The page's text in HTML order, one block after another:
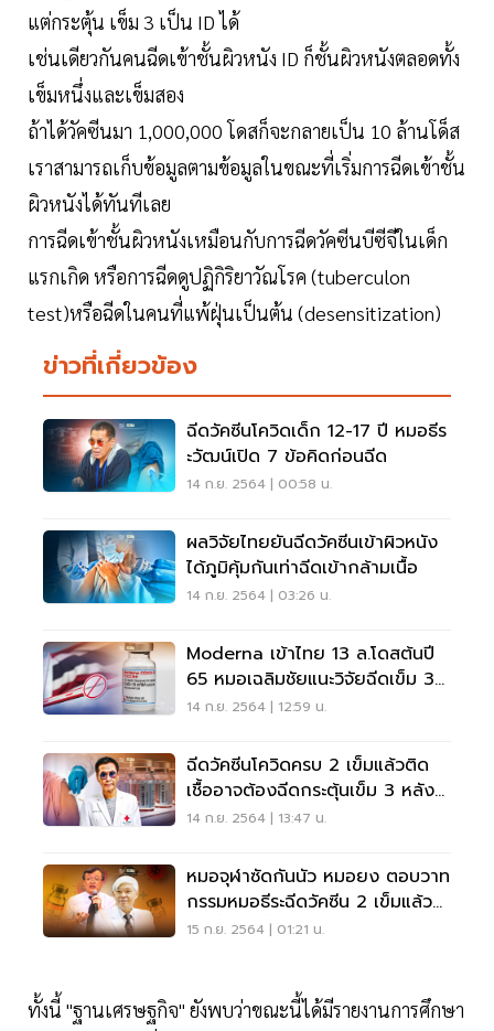
แต่กระตุ้น เข็ม 3 เป็น ID ได้
เช่นเดียวกันคนฉีดเข้าชั้นผิวหนัง ID ก็ชั้นผิวหนังตลอดทั้ง
เข็มหนึ่งและเข็มสอง
ถ้าได้วัคซีนมา 1,000,000 โดสก็จะกลายเป็น 10 ล้านโด็ส
เราสามารถเก็บข้อมูลตามข้อมูลในขณะที่เริ่มการฉีดเข้าชั้น
ผิวหนังได้ทันทีเลย
การฉีดเข้าชั้นผิวหนังเหมือนกับการฉีดวัคซีนบีซีจีในเด็ก
แรกเกิด หรือการฉีดดูปฏิกิริยาวัณโรค (tuberculon
test)หรือฉีดในคนที่แพ้ฝุ่นเป็นต้น (desensitization)
ข่าวที่เกี่ยวข้อง
ฉีดวัคซีนโควิดเด็ก 12-17 ปี หมอธีร
ะวัฒน์เปิด 7 ข้อคิดก่อนฉีด
14 ก.ย. 2564 | 00:58 น.
ผลวิจัยไทยยันฉีดวัคซีนเข้าผิวหนัง
ได้ภูมิคุ้มกันเท่าฉีดเข้ากล้ามเนื้อ
14 ก.ย. 2564 | 03:26 น.
Moderna เข้าไทย 13 ล.โดสต้นปี
65 หมอเฉลิมชัยแนะวิจัยฉีดเข็ม 3
หลัง Sinopharm
14 ก.ย. 2564 | 12:59 น.
ฉีดวัคซีนโควิดครบ 2 เข็มแล้วติด
เชื้ออาจต้องฉีดกระตุ้นเข็ม 3 หลัง
สามเดือน
14 ก.ย. 2564 | 13:47 น.
หมอจุฬาซัดกันนัว หมอยง ตอบวาท
กรรมหมอธีระฉีดวัคซีน 2 เข็มแล้ว
ติดเชื้อภูมิขึ้นสูง
15 ก.ย. 2564 | 01:21 น.
ทั้งนี้ "ฐานเศรษฐกิจ" ยังพบว่าขณะนี้ได้มีรายงานการศึกษา